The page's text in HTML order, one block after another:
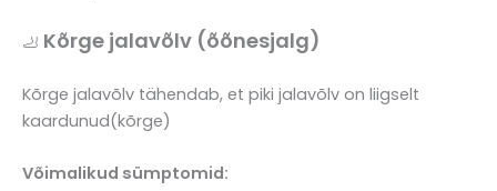
🦶 Kõrge jalavõlv (õõnesjalg)
Kõrge jalavõlv tähendab, et piki jalavõlv on liigselt
kaardunud(kõrge)
Võimalikud sümptomid: